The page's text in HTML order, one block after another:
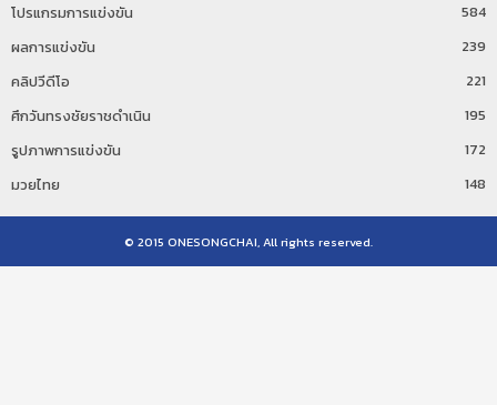
โปรแกรมการแข่งขัน
584
ผลการแข่งขัน
239
คลิปวีดีโอ
221
ศึกวันทรงชัยราชดำเนิน
195
รูปภาพการแข่งขัน
172
มวยไทย
148
© 2015 ONESONGCHAI, All rights reserved.